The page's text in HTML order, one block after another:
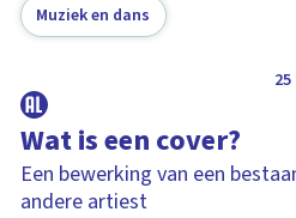
Muziek en dans
Wat is een cover?
Een bewerking van een
andere artiest